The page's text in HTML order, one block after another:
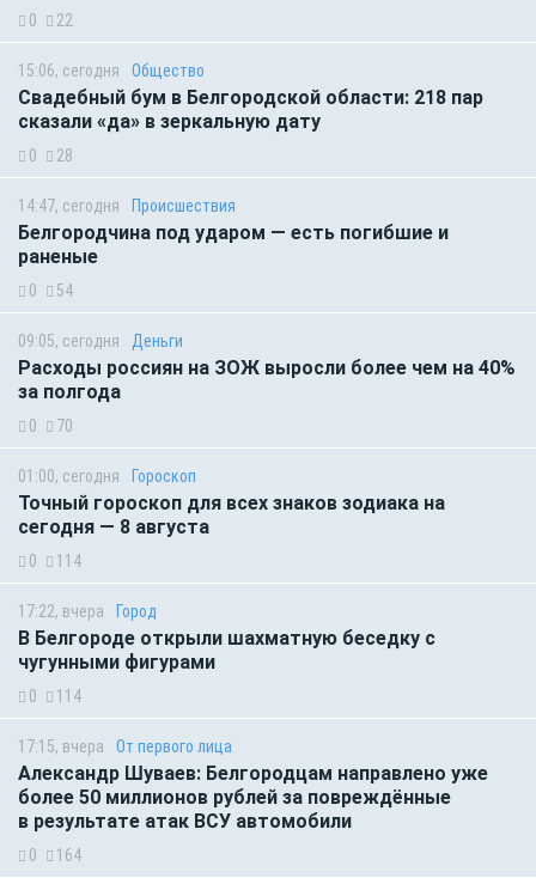
0 22
15:06, сегодня Общество
Свадебный бум в Белгородской области: 218 пар
сказали «да» в зеркальную дату
0 28
14:47, сегодня Происшествия
Белгородчина под ударом — есть погибшие и
раненые
0 54
09:05, сегодня Деньги
Расходы россиян на ЗОЖ выросли более чем на 40%
за полгода
0 70
01:00, сегодня Гороскоп
Точный гороскоп для всех знаков зодиака на
сегодня — 8 августа
0 114
17:22, вчера Город
В Белгороде открыли шахматную беседку с
чугунными фигурами
0 114
17:15, вчера От первого лица
Александр Шуваев: Белгородцам направлено уже
более 50 миллионов рублей за повреждённые
в результате атак ВСУ автомобили
0 164